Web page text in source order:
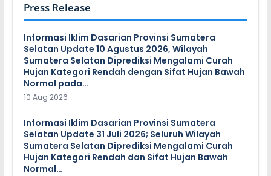
Press Release
Informasi Iklim Dasarian Provinsi Sumatera
Selatan Update 10 Agustus 2026, Wilayah
Sumatera Selatan Diprediksi Mengalami Curah
Hujan Kategori Rendah dengan Sifat Hujan Bawah
Normal pada…
10 Aug 2026
Informasi Iklim Dasarian Provinsi Sumatera
Selatan Update 31 Juli 2026; Seluruh Wilayah
Sumatera Selatan Diprediksi Mengalami Curah
Hujan Kategori Rendah dan Sifat Hujan Bawah
Normal…